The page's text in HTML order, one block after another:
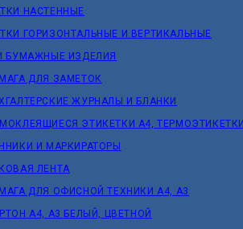
НАСТЕННЫЕ
ГОРИЗОНТАЛЬНЫЕ И ВЕРТИКАЛЬНЫЕ
БУМАЖНЫЕ ИЗДЕЛИЯ
ДЛЯ ЗАМЕТОК
ЖУРНАЛЫ И БЛАНКИ
ЭТИКЕТКИ А4,
И МАРКИРАТОРЫ
ЛЕНТА
ДЛЯ ОФИСНОЙ ТЕХНИКИ А4, А3
А4, А3 БЕЛЫЙ, ЦВЕТНОЙ